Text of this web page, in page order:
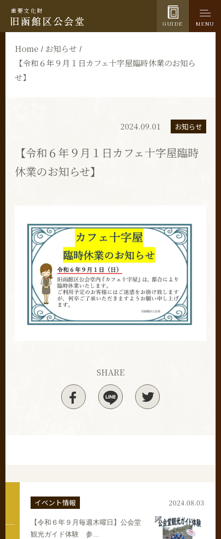
重要文化財
GUIDE MENU
Home
お知らせ
【令和６年９月１日カフェ十字屋臨時休業のお知ら
せ】
2024.09.01 お知らせ
【令和６年９月１日カフェ十字屋臨時
休業のお知らせ】
SHARE
イベント情報
【令和６年９月毎週木曜日】公会堂
観光ガイド体験 参…
2024.08.03